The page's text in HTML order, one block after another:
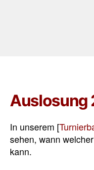
Auslosung
In unserem [
sehen, wann
kann.